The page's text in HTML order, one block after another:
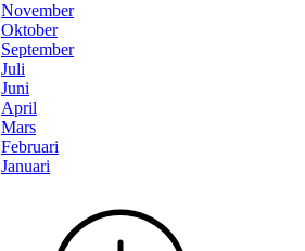
November
Oktober
September
Juli
Juni
April
Mars
Februari
Januari